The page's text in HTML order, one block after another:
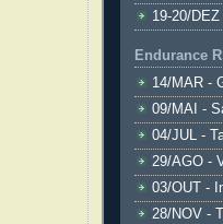
19-20/
Endurance
14/MAR -
09/MAI -
04/JUL -
29/AGO -
03/OUT -
28/NOV -